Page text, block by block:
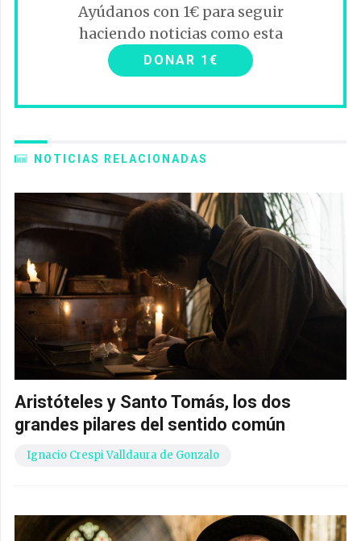
Ayúdanos con 1€ para seguir
haciendo noticias como esta
DONAR 1€
NOTICIAS RELACIONADAS
Aristóteles y Santo Tomás, los dos
grandes pilares del sentido común
Ignacio Crespi Valldaura de Gonzalo